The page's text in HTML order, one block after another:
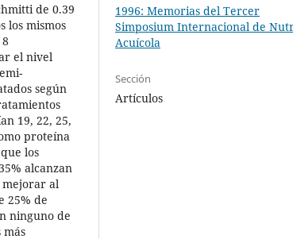
de 0.39
los mismos
el nivel
según
19, 22, 25,
proteína
los
alcanzan
mejorar al
25% de
ninguno de
más
1996: Memorias del Tercer
Simposium Internacional de
Acuícola
Sección
Artículos